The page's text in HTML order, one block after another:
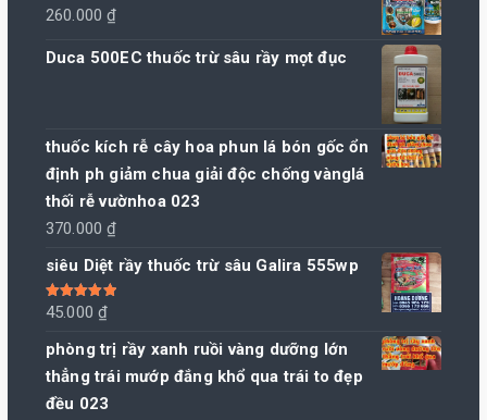
260.000₫
Duca 500EC thuốc trừ sâu rầy mọt đục
thuốc kích rễ cây hoa phun lá bón gốc ổn
định ph giảm chua giải độc chống vànglá
thối rễ vườnhoa 023
370.000₫
siêu Diệt rầy thuốc trừ sâu Galira 555wp
Được xếp
5.005
45.000₫
phòng trị rầy xanh ruồi vàng dưỡng lớn
thẳng trái mướp đắng khổ qua trái to đẹp
đều 023